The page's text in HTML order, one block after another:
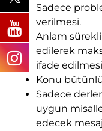
Sadece
verilmesi.
Anlam
edilerek
ifade
Konu
Sadece
uygun
edecek